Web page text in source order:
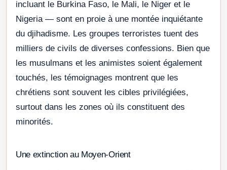
incluant le Burkina Faso, le Mali, le Niger et le
Nigeria — sont en proie à une montée inquiétante
du djihadisme. Les groupes terroristes tuent des
milliers de civils de diverses confessions. Bien que
les musulmans et les animistes soient également
touchés, les témoignages montrent que les
chrétiens sont souvent les cibles privilégiées,
surtout dans les zones où ils constituent des
minorités.
Une extinction au Moyen-Orient